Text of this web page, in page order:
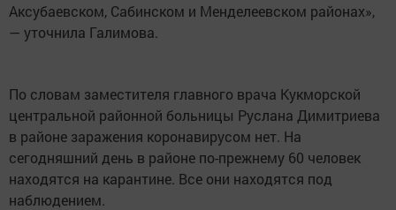
Аксубаевском, Сабинском и Менделеевском районах»,
— уточнила Галимова.
По словам заместителя главного врача Кукморской
центральной районной больницы Руслана Димитриева
в районе заражения коронавирусом нет. На
сегодняшний день в районе по-прежнему 60 человек
находятся на карантине. Все они находятся под
наблюдением.